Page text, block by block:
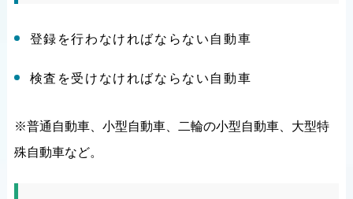
登録を行わなければならない自動車
検査を受けなければならない自動車
※普通自動車、小型自動車、二輪の小型自動車、大型特
殊自動車など。